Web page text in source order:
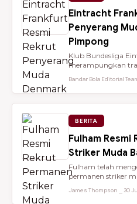
Eintracht
Penyerang
Pimpong
Klub Bundesliga
merampungkan
Bandar Bola Editorial
BERITA
Fulham Resmi
Striker Muda
Fulham telah
permanen striker
James Thompson ⎯ 30